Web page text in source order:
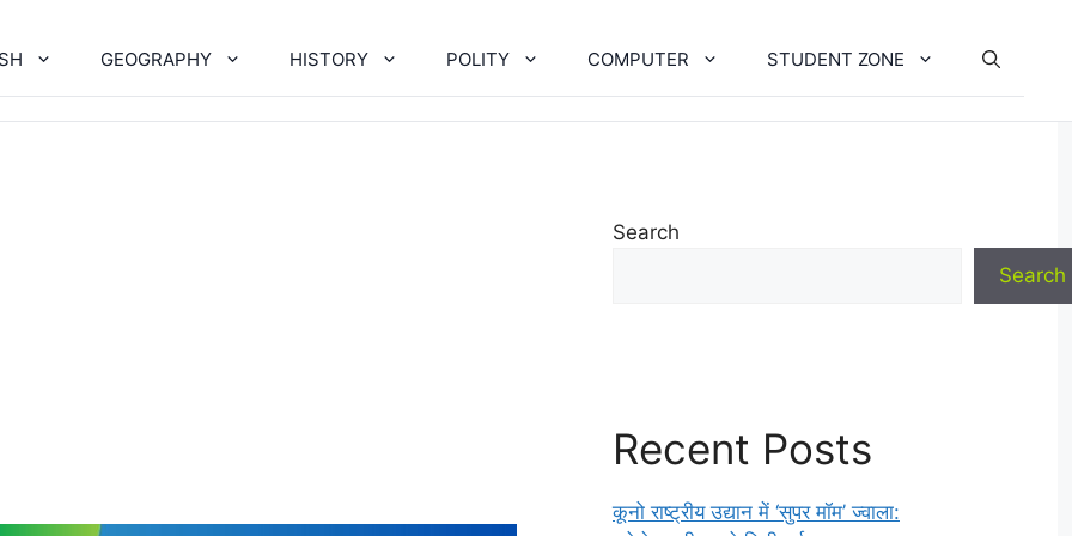
GEOGRAPHY HISTORY POLITY COMPUTER STUDENT ZONE
Search
Search
Recent Posts
कूनो राष्ट्रीय उद्यान में ‘सुपर मॉम’ ज्वाला: